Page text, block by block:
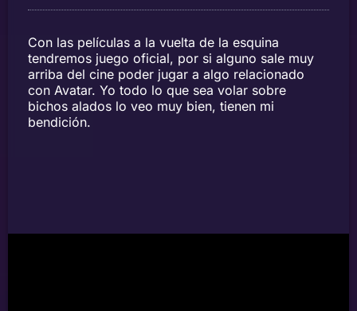
Con las películas a la vuelta de la esquina
tendremos juego oficial, por si alguno sale muy
arriba del cine poder jugar a algo relacionado
con Avatar. Yo todo lo que sea volar sobre
bichos alados lo veo muy bien, tienen mi
bendición.